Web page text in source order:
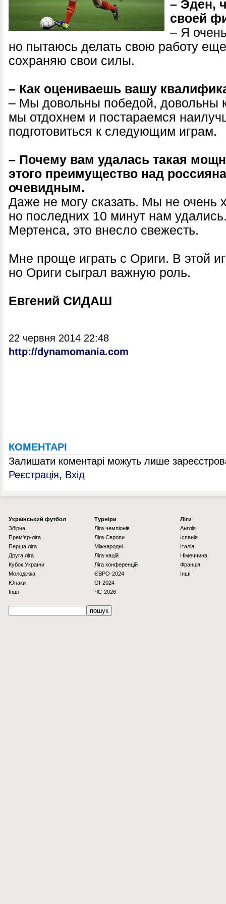
– Эден,
своей
– Я
но пытаюсь делать свою работу
сохраняю свои силы.
– Как оцениваешь вашу
– Мы довольны победой, довольны
мы отдохнем и постараемся
подготовиться к следующим играм.
– Почему вам удалась такая
этого преимущество над
очевидным.
Даже не могу сказать. Мы не очень
но последних 10 минут нам
Мертенса, это внесло свежесть.
Мне проще играть с Ориги. В этой
но Ориги сыграл важную роль.
Евгений СИДАШ
22 червня 2014 22:48
http://dynamomania.com
КОМЕНТАРІ
Залишати коментарі можуть лише
Реєстрація, Вхід
Українcький футбол
Збірна
Прем'єр-ліга
Перша ліга
Друга ліга
Кубок України
Молодіжка
Юнаки
Інші
Турніри
Ліга чемпіонів
Ліга Європи
Міжнародні
Ліга націй
Ліга конференцій
ЄВРО-2024
OI-2024
ЧС-2026
Ліги
Англія
Іспанія
Італія
Німеччина
Франція
Інші